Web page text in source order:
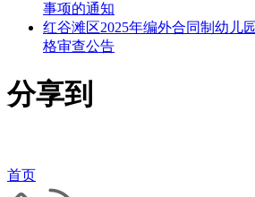
事项的通知
红谷滩区2025年编外合同制幼儿
格审查公告
分享到
首页